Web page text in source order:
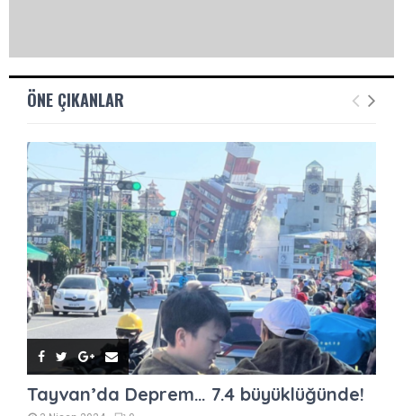
ÖNE ÇIKANLAR
Tayvan’da Deprem… 7.4 büyüklüğünde!